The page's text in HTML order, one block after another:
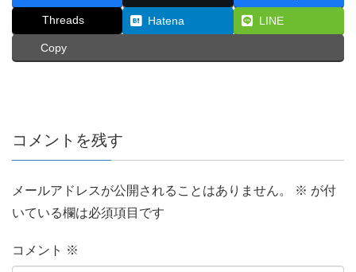
Threads Hatena LINE
Copy
コメントを残す
メールアドレスが公開されることはありません。 ※ が付
いている欄は必須項目です
コメント ※